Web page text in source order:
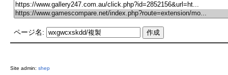
ページ名:
Site admin: shep